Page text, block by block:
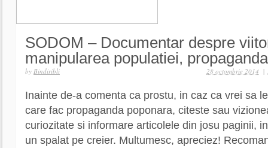
SODOM – Documentar despre
manipularea populatiei,
by Bindiribli |
28 octombrie 2014
Inainte de-a comenta ca prostu, in caz ca vrei sa
care fac propaganda poponara, citeste sau
curiozitate si informare articolele din josu paginii,
un spalat pe creier. Multumesc, apreciez!